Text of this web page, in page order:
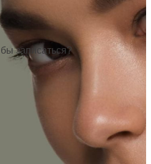
записаться?